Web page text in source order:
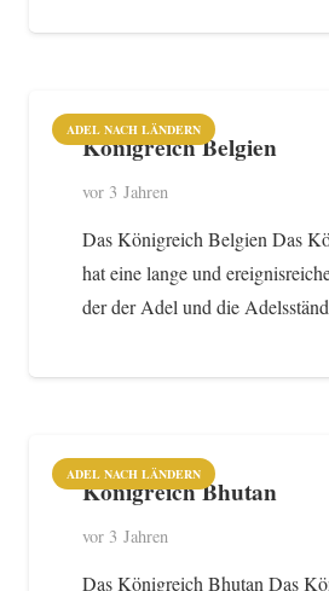
ADEL NACH LÄNDERN
Königreich Belgien
vor 3 Jahren
Das Königreich Belgien Das
hat eine lange und
der der Adel und die
ADEL NACH LÄNDERN
Königreich Bhutan
vor 3 Jahren
Das Königreich Bhutan Das